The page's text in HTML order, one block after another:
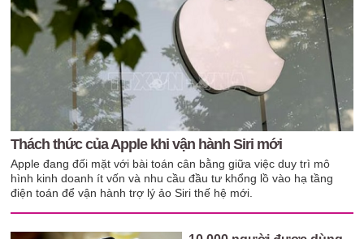
Thách thức của Apple khi vận hành Siri mới
Apple đang đối mặt với bài toán cân bằng giữa việc duy trì mô
hình kinh doanh ít vốn và nhu cầu đầu tư khổng lồ vào hạ tầng
điện toán để vận hành trợ lý ảo Siri thế hệ mới.